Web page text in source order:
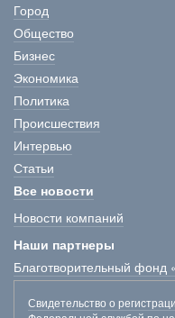
Город
Общество
Бизнес
Экономика
Политика
Происшествия
Интервью
Статьи
Все новости
Новости компаний
Наши партнеры
Благотворительный фонд
Свидетельство о